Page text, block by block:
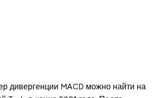
дивергенции MACD можно найти на